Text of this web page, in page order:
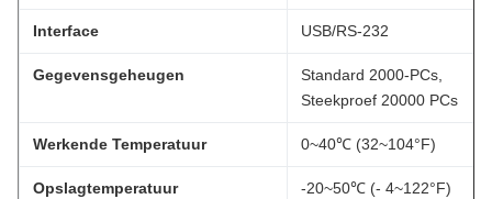
Interface USB/RS-232
Gegevensgeheugen
Standard 2000-PCs,
Steekproef 20000 PCs
Werkende Temperatuur 0~40℃ (32~104°F)
Opslagtemperatuur -20~50℃ (- 4~122°F)